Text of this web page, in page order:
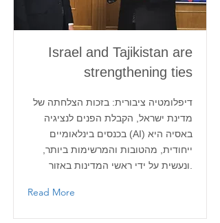
Israel and Tajikistan are
strengthening ties
דיפלומטיה ציבורית: בזכות הצלחתה של
מדינת ישראל, הקבלת הפנים לנציגיה
בכנסים בינלאומיים (AI) באסיה היא
ייחודית, מהטובות והמרשימות ביותר,
Read More